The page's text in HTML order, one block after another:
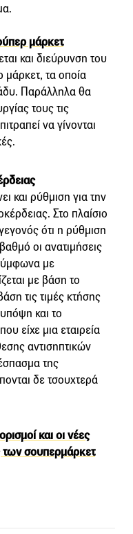
μάρκετ
και διεύρυνση του
μάρκετ, τα οποία
Παράλληλα θα
τους τις
να γίνονται
και ρύθμιση για την
Στο πλαίσιο
ότι η ρύθμιση
οι ανατιμήσεις
με
με βάση το
τις τιμές κτήσης
και το
είχε μια εταιρεία
αντισηπτικών
της
δε τσουχτερά
και οι νέες
των σουπερμάρκετ